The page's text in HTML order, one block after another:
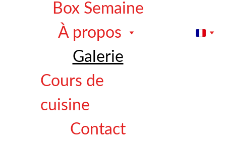
Box Semaine
À propos
Galerie
Cours de
cuisine
Contact